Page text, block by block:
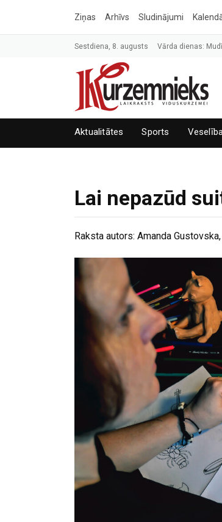
Ziņas Arhīvs Sludinājumi
Sestdiena, 8. augusts Vārda dienas:
Aktualitātes Sports
Lai nepazūd
Raksta autors: Amanda